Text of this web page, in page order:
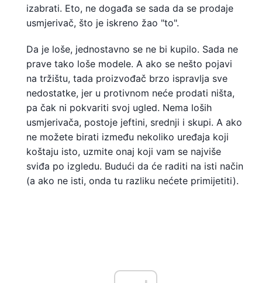
izabrati. Eto, ne događa se sada da se prodaje
usmjerivač, što je iskreno žao "to".
Da je loše, jednostavno se ne bi kupilo. Sada ne
prave tako loše modele. A ako se nešto pojavi
na tržištu, tada proizvođač brzo ispravlja sve
nedostatke, jer u protivnom neće prodati ništa,
pa čak ni pokvariti svoj ugled. Nema loših
usmjerivača, postoje jeftini, srednji i skupi. A ako
ne možete birati između nekoliko uređaja koji
koštaju isto, uzmite onaj koji vam se najviše
sviđa po izgledu. Budući da će raditi na isti način
(a ako ne isti, onda tu razliku nećete primijetiti).